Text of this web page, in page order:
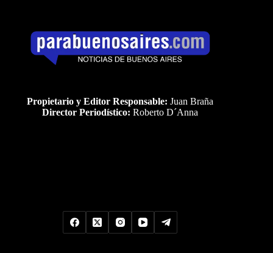
Propietario y Editor Responsable: Juan Braña
Director Periodístico: Roberto D´Anna